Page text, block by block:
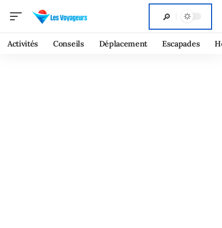
Activités Conseils Déplacement Escapades